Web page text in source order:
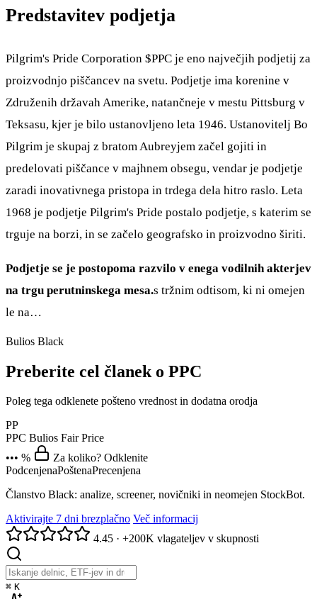
Predstavitev podjetja
Pilgrim's Pride Corporation $PPC je eno največjih podjetij za
proizvodnjo piščancev na svetu. Podjetje ima korenine v
Združenih državah Amerike, natančneje v mestu Pittsburg v
Teksasu, kjer je bilo ustanovljeno leta 1946. Ustanovitelj Bo
Pilgrim je skupaj z bratom Aubreyjem začel gojiti in
predelovati piščance v majhnem obsegu, vendar je podjetje
zaradi inovativnega pristopa in trdega dela hitro raslo. Leta
1968 je podjetje Pilgrim's Pride postalo podjetje, s katerim se
trguje na borzi, in se začelo geografsko in proizvodno širiti.
Podjetje se je postopoma razvilo v enega vodilnih akterjev
na trgu perutninskega mesa.s tržnim odtisom, ki ni omejen
le na…
Bulios Black
Preberite cel članek o PPC
Poleg tega odklenete pošteno vrednost in dodatna orodja
PP
PPC Bulios Fair Price
••• %
Za koliko? Odklenite
PodcenjenaPoštenaPrecenjena
Članstvo Black: analize, screener, novičniki in neomejen StockBot.
Aktivirajte 7 dni brezplačno Več informacij
4.45 · +200K vlagateljev v skupnosti
⌘ K